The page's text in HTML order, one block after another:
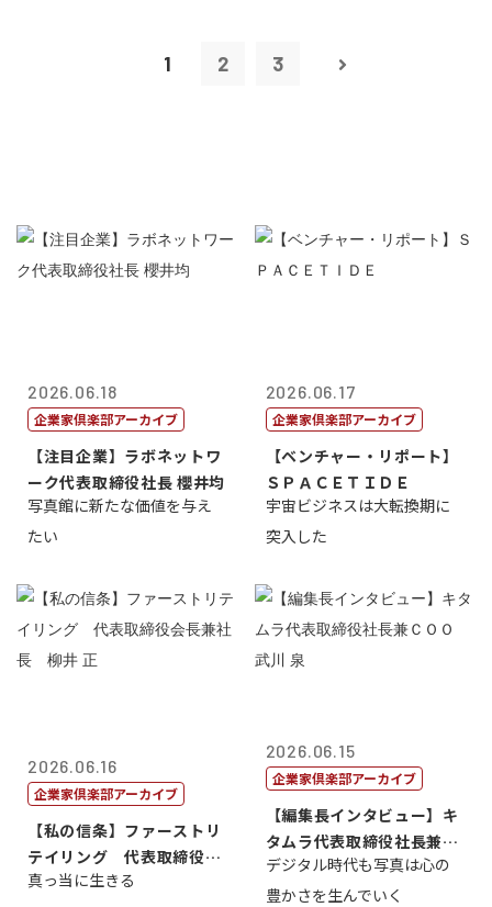
1 2 3
2026.06.18
企業家倶楽部アーカイブ
【注目企業】ラボネットワ
ーク代表取締役社長 櫻井均
写真館に新たな価値を与え
たい
2026.06.17
企業家倶楽部アーカイブ
【ベンチャー・リポート】
ＳＰＡＣＥＴＩＤＥ
宇宙ビジネスは大転換期に
突入した
2026.06.16
企業家倶楽部アーカイブ
【私の信条】ファーストリ
テイリング 代表取締役会
長兼社長 柳...
真っ当に生きる
2026.06.15
企業家倶楽部アーカイブ
【編集長インタビュー】キ
タムラ代表取締役社長兼Ｃ
ＯＯ 武川 ...
デジタル時代も写真は心の
豊かさを生んでいく